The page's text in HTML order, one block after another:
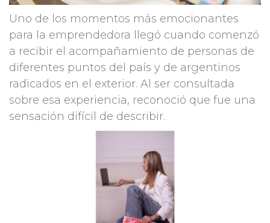
Uno de los momentos más emocionantes
para la emprendedora llegó cuando comenzó
a recibir el acompañamiento de personas de
diferentes puntos del país y de argentinos
radicados en el exterior. Al ser consultada
sobre esa experiencia, reconoció que fue una
sensación difícil de describir.